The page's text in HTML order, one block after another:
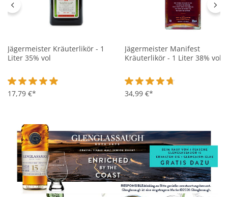
Jägermeister Kräuterlikör - 1
Liter 35% vol
Durchschnittliche Bewertung von 4.8 von 5 Sternen
17,79 €*
Jägermeister Manifest
Kräuterlikör - 1 Liter 38% vol
Durchschnittliche
34,99 €*